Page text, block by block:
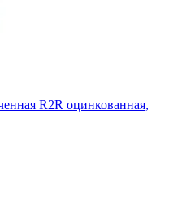
R2R оцинкованная,